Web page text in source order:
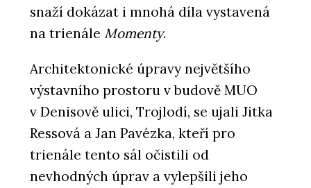
snaží dokázat i mnohá díla vystavená
na trienále Momenty.
Architektonické úpravy největšího
výstavního prostoru v budově MUO
v Denisově ulici, Trojlodí, se ujali Jitka
Ressová a Jan Pavézka, kteří pro
trienále tento sál očistili od
nevhodných úprav a vylepšili jeho